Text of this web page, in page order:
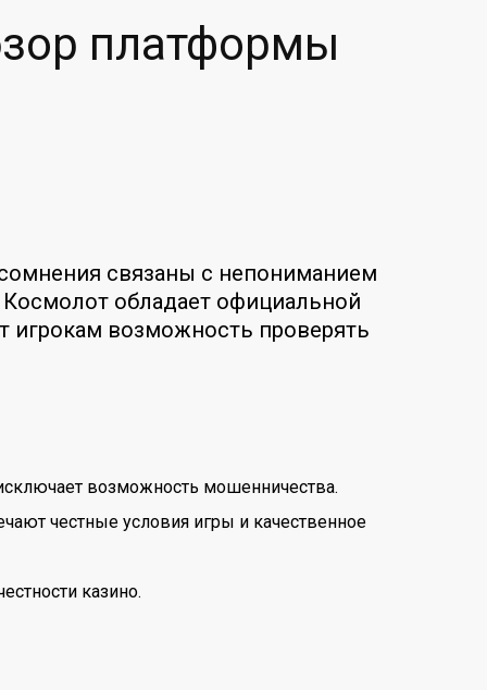
платформы
связаны с непониманием
обладает официальной
игрокам возможность проверять
возможность мошенничества.
честные условия игры и качественное
казино.